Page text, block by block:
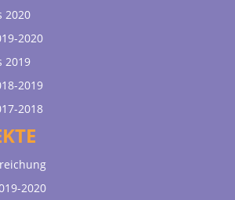
2020
2020
2019
2019
2018
2020